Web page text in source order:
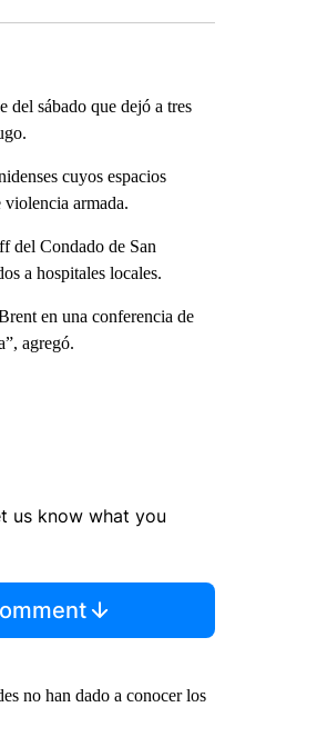
del sábado que dejó a tres
cuyos espacios
armada.
del Condado de San
a hospitales locales.
en una conferencia de
agregó.
us know what you
no han dado a conocer los